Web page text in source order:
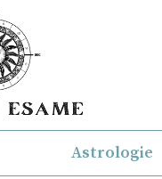
Astrologie